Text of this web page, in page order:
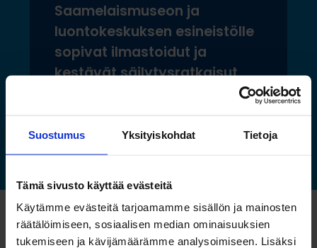
Suostumus Yksityiskohdat Tietoja
Tämä sivusto käyttää evästeitä
Käytämme evästeitä tarjoamamme sisällön ja mainosten
räätälöimiseen, sosiaalisen median ominaisuuksien
tukemiseen ja kävijämäärämme analysoimiseen. Lisäksi
Saamelaismuseon ja
luontokeskuksen esineistölle
sopivat ilmastoidut ja
kestävät säilytysratkaisut
Katso myös nämä